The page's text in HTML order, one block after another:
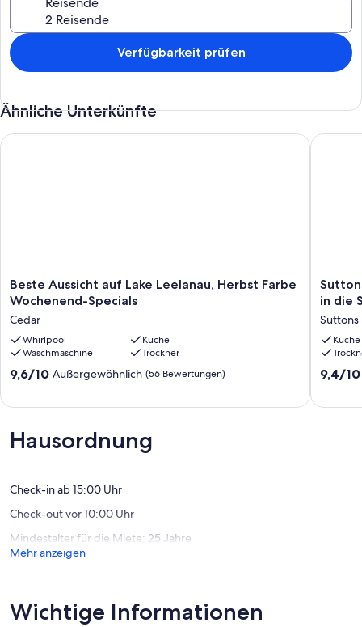
Verfügbarkeit prüfen
Ähnliche Unterkünfte
Beste
Aussicht
Lake
Leelanau,
Herbst
Farbe
Wochenend-
Beste Aussicht auf Lake Leelanau, Herbst Farbe
Wochenend-Specials
Cedar
Whirlpool
Küche
Waschmaschine
Trockner
9.6
(56
Bewertungen)
9,6/10 Außergewöhnlich (56 Bewertungen)
Beste Aussicht auf Lake Leelanau, Herbst Farbe Wochenend-
Suttons
Bay-
im
Dorf.
Gehen
Sie
in die
Suttons
Küche
9.4
9,4/10
Suttons
Hausordnung
Check-in ab 15:00 Uhr
Check-out vor 10:00 Uhr
Mindestalter für die Miete: 25 Jahre
Mehr anzeigen
Wichtige Informationen